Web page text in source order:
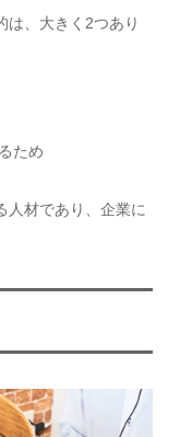
は、大きく2つあり
ため
人材であり、企業に